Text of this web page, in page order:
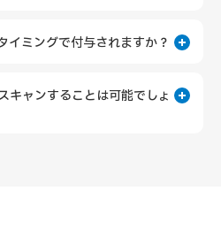
イミングで付与されますか？
キャンすることは可能でしょ